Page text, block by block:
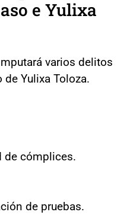
e Yulixa
varios delitos
Yulixa Toloza.
de cómplices.
de pruebas.